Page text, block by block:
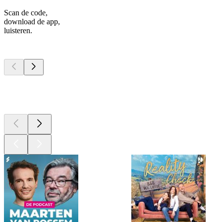
Scan de code,
download de app,
luisteren.